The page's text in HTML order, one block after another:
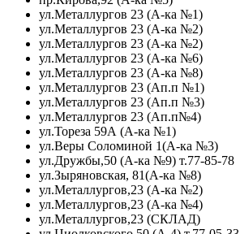
ул.Металлургов 23 (А-ка №1)
ул.Металлургов 23 (А-ка №2)
ул.Металлургов 23 (А-ка №2)
ул.Металлургов 23 (А-ка №6)
ул.Металлургов 23 (А-ка №8)
ул.Металлургов 23 (Ап.п №1)
ул.Металлургов 23 (Ап.п №3)
ул.Металлургов 23 (Ап.п№4)
ул.Тореза 59А (А-ка №1)
ул.Веры Соломиной 1(А-ка №3)
ул.Дружбы,50 (А-ка №9) т.77-85-78
ул.Зыряновская, 81(А-ка №8)
ул.Металлургов,23 (А-ка №2)
ул.Металлургов,23 (А-ка №4)
ул.Металлургов,23 (СКЛАД)